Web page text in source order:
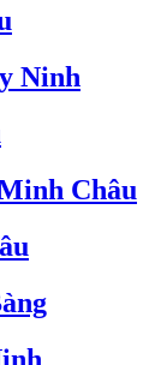
Ninh
Châu